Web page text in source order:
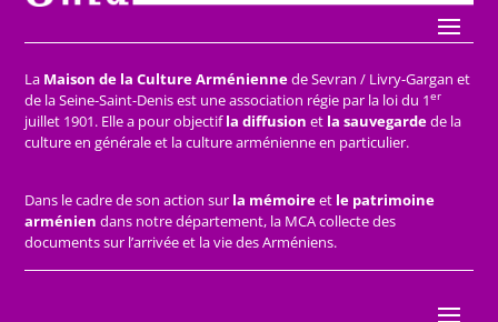
La Maison de la Culture Arméniennede Sevran / Livry-Gargan et
de la Seine-Saint-Denis est une association régie par la loi du 1er
juillet 1901. Elle a pour objectifla diffusion et la sauvegardede la
culture en générale et la culture arménienne en particulier.
Dans le cadre de son action sur la mémoireet le patrimoine
arménien dans notre département, la MCA collecte des
documents sur l’arrivée et la vie des Arméniens.